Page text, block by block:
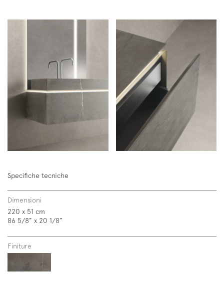
Specifiche tecniche
Dimensioni
220 x 51 cm
86 5/8” x 20 1/8”
Finiture